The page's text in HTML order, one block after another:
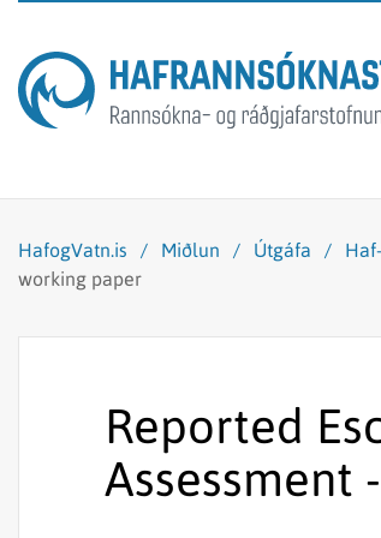
HafogVatn.is / Miðlun / Útgáfa /
working paper
Reported
Assessment